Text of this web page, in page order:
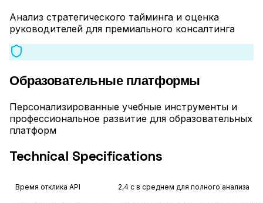
Анализ стратегического тайминга и оценка
руководителей для премиального консалтинга
Образовательные платформы
Персонализированные учебные инструменты и
профессиональное развитие для образовательных
платформ
Technical Specifications
Время отклика API 2,4 с в среднем для полного анализа